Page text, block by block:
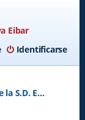
Eibar
Identificarse
Foro de la S.D. Eibar